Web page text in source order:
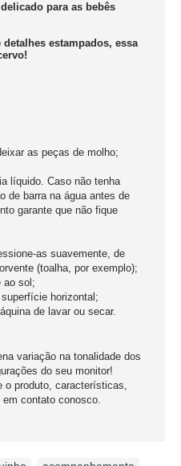
para as bebês
estampados, essa
as peças de molho;
líquido. Caso não tenha
de barra na água antes de
garante que não fique
as suavemente, de
(toalha, por exemplo);
ao sol;
horizontal;
de lavar ou secar.
variação na tonalidade dos
do seu monitor!
o produto, características,
contato conosco.